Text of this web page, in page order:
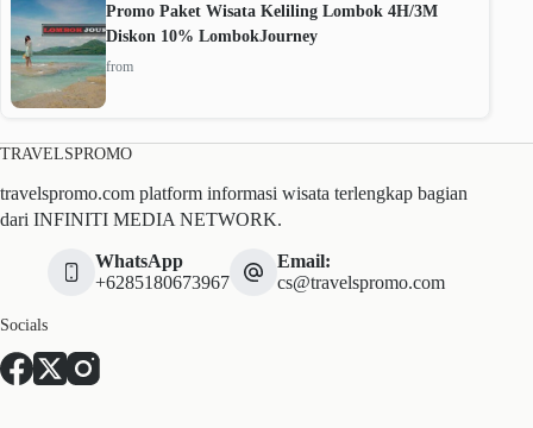
Promo Paket Wisata Keliling Lombok 4H/3M
Diskon 10% LombokJourney
from
TRAVELSPROMO
travelspromo.com platform informasi wisata terlengkap bagian
dari INFINITI MEDIA NETWORK.
WhatsApp
+6285180673967
Email:
cs@travelspromo.com
Socials